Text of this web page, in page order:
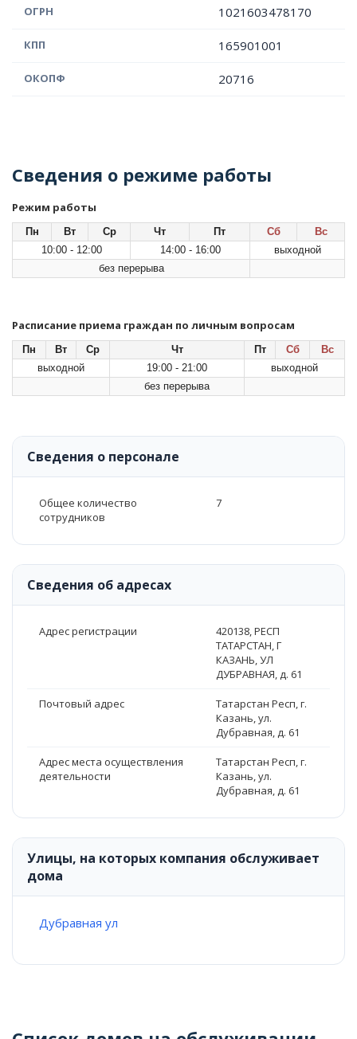
ОГРН 1021603478170
КПП 165901001
ОКОПФ 20716
Сведения о режиме работы
Режим работы
Пн Вт Ср Чт Пт Сб
Вс
10:00 - 12:00
14:00 - 16:00
выходной
без перерыва
Расписание приема граждан по личным вопросам
Пн Вт Ср Чт Пт Сб
Вс
выходной
19:00 - 21:00
выходной
без перерыва
Сведения о персонале
Общее количество
сотрудников
7
Сведения об адресах
Адрес регистрации
420138, РЕСП
ТАТАРСТАН, Г
КАЗАНЬ, УЛ
ДУБРАВНАЯ, д. 61
Почтовый адрес
Татарстан Респ, г.
Казань, ул.
Дубравная, д. 61
Адрес места осуществления
деятельности
Татарстан Респ, г.
Казань, ул.
Дубравная, д. 61
Улицы, на которых компания обслуживает
дома
Дубравная ул